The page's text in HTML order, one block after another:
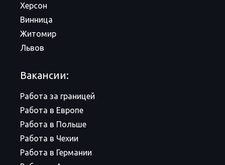
Херсон
Винница
Житомир
Львов
Вакансии:
Работа за границей
Работа в Европе
Работа в Польше
Работа в Чехии
Работа в Германии